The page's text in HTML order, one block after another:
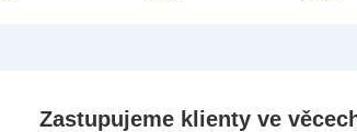
Zastupujeme klienty ve